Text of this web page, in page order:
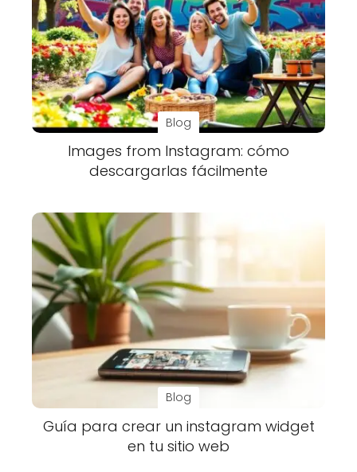
Blog
Images from Instagram: cómo
descargarlas fácilmente
Blog
Guía para crear un instagram widget
en tu sitio web